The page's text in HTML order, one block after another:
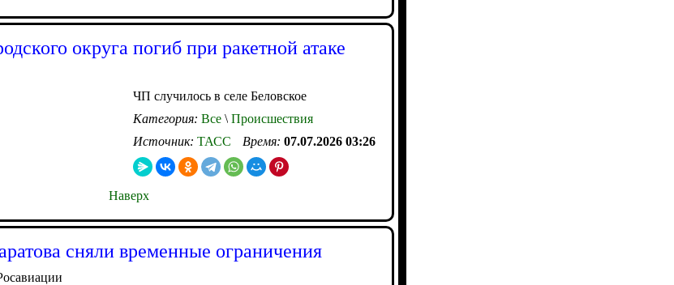
округа погиб при ракетной атаке
ЧП случилось в селе Беловское
Категория: Все \ Происшествия
Источник: ТАСС Время: 07.07.2026 03:26
Наверх
сняли временные ограничения